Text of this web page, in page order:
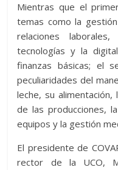
Mientras que el
temas como la
relaciones
tecnologías y la
finanzas básicas; el
peculiaridades del
leche, su alimentación,
de las producciones,
equipos y la gestión
El presidente de
rector de la UCO,